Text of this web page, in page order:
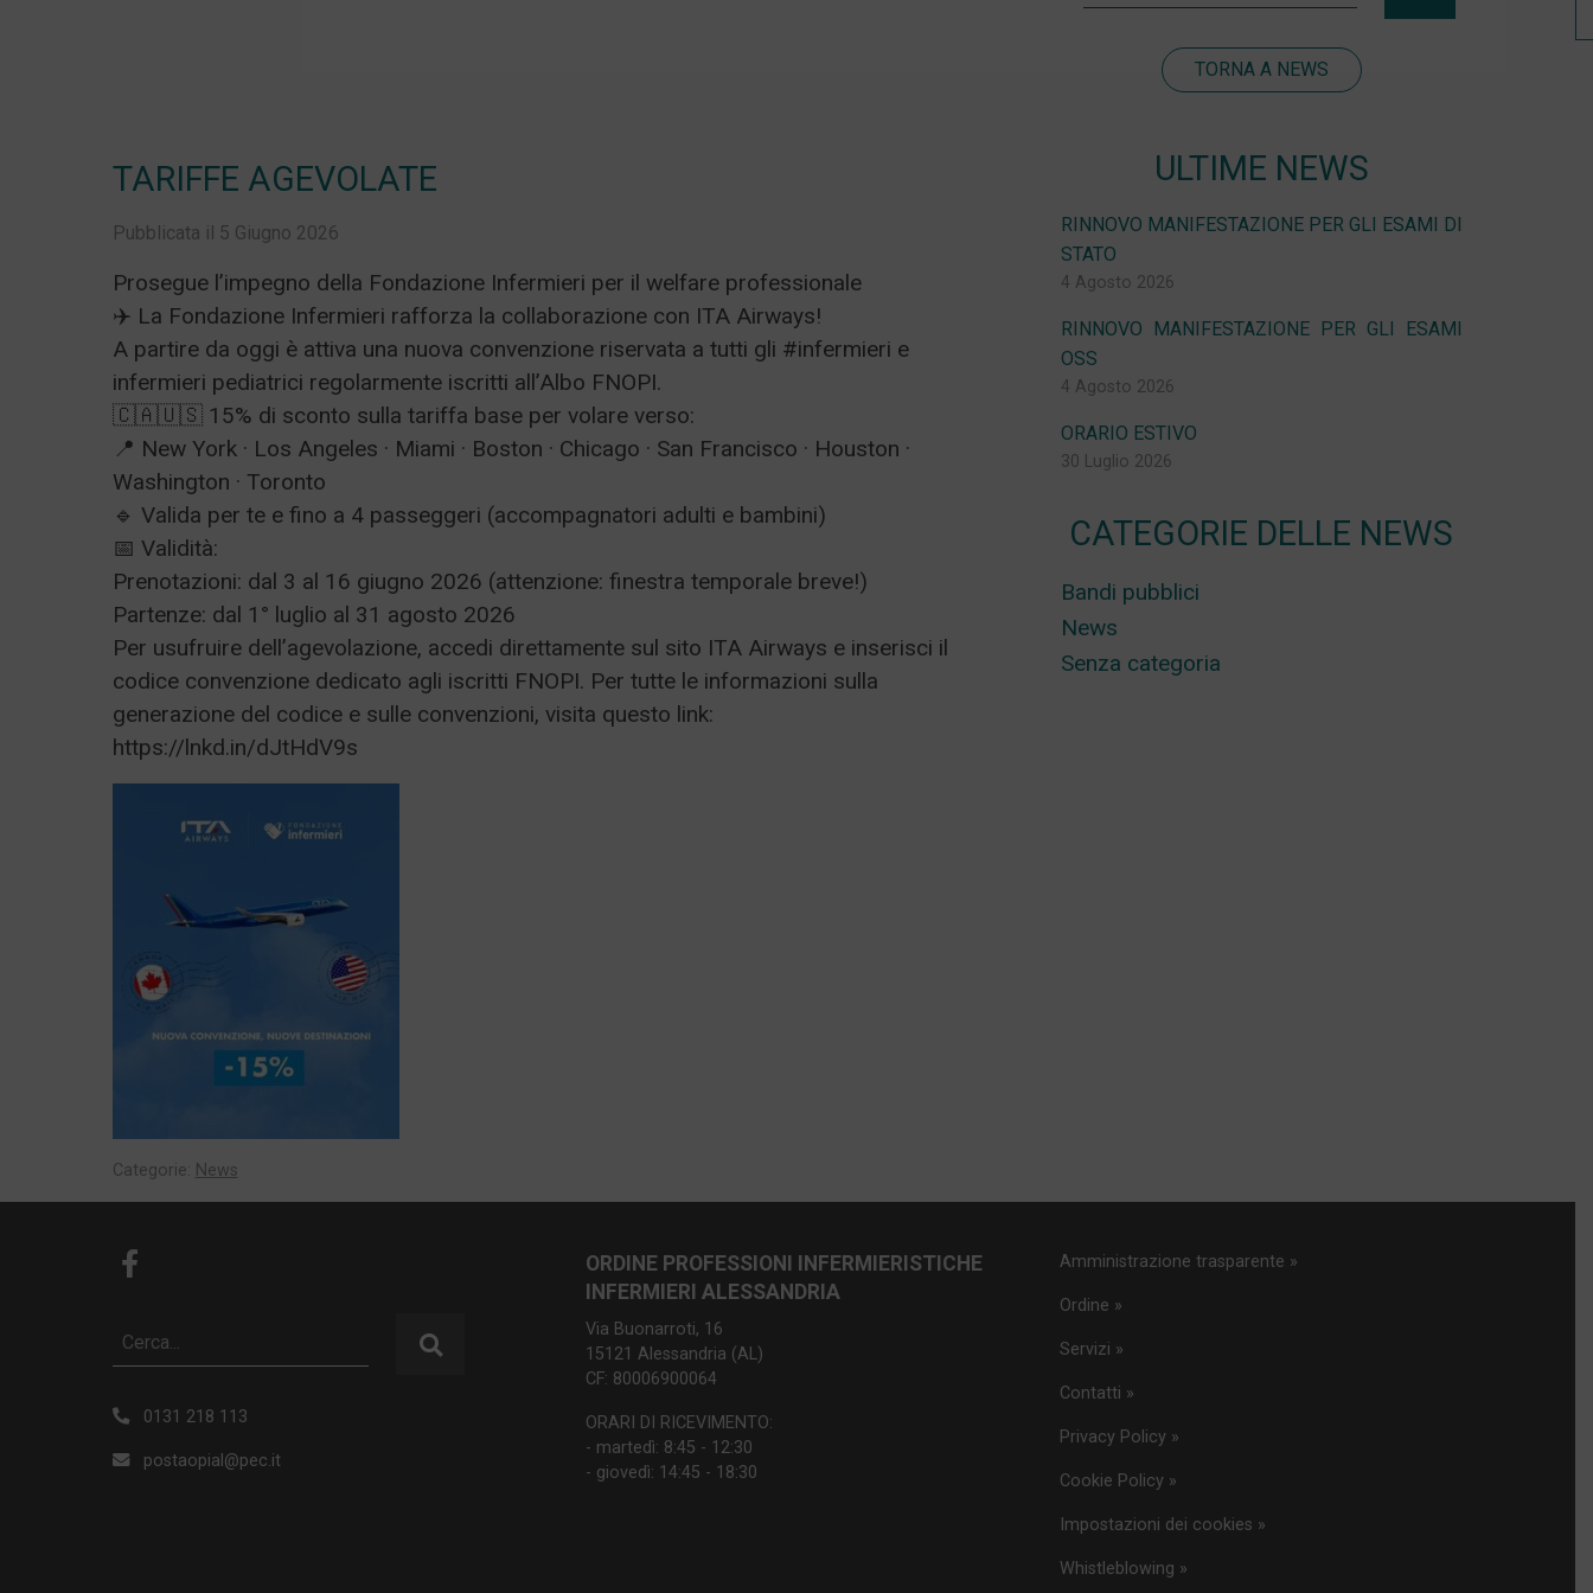
TARIFFE AGEVOLATE
Pubblicata il 5 Giugno 2026
Prosegue l’impegno della Fondazione Infermieri per il welfare professionale
✈️ La Fondazione Infermieri rafforza la collaborazione con ITA Airways!
A partire da oggi è attiva una nuova convenzione riservata a tutti gli #infermieri e
infermieri pediatrici regolarmente iscritti all’Albo FNOPI.
🇨🇦🇺🇸 15% di sconto sulla tariffa base per volare verso:
📍 New York · Los Angeles · Miami · Boston · Chicago · San Francisco · Houston ·
Washington · Toronto
🔹 Valida per te e fino a 4 passeggeri (accompagnatori adulti e bambini)
📅 Validità:
Prenotazioni: dal 3 al 16 giugno 2026 (attenzione: finestra temporale breve!)
Partenze: dal 1° luglio al 31 agosto 2026
Per usufruire dell’agevolazione, accedi direttamente sul sito ITA Airways e inserisci il
codice convenzione dedicato agli iscritti FNOPI. Per tutte le informazioni sulla
generazione del codice e sulle convenzioni, visita questo link:
https://lnkd.in/dJtHdV9s
Categorie: News
TORNA A NEWS
ULTIME NEWS
RINNOVO MANIFESTAZIONE PER GLI ESAMI DI
STATO
4 Agosto 2026
RINNOVO MANIFESTAZIONE PER GLI ESAMI
OSS
4 Agosto 2026
ORARIO ESTIVO
30 Luglio 2026
CATEGORIE DELLE NEWS
Bandi pubblici
News
Senza categoria
0131 218 113
postaopial@pec.it
ORDINE PROFESSIONI INFERMIERISTICHE
INFERMIERI ALESSANDRIA
Via Buonarroti, 16
15121 Alessandria (AL)
CF: 80006900064
ORARI DI RICEVIMENTO:
- martedì: 8:45 - 12:30
- giovedì: 14:45 - 18:30
Amministrazione trasparente »
Ordine »
Servizi »
Contatti »
Privacy Policy »
Cookie Policy »
Impostazioni dei cookies »
Whistleblowing »